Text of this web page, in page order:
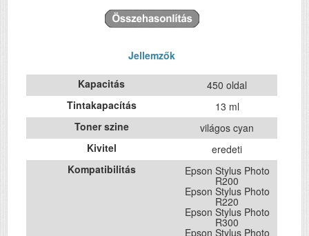
Jellemzők
Kapacitás
450 oldal
Tintakapacítás
13 ml
Toner szine
világos cyan
Kivitel
eredeti
Kompatibilitás
Epson Stylus Photo
R200
Epson Stylus Photo
R220
Epson Stylus Photo
R300
Epson Stylus Photo